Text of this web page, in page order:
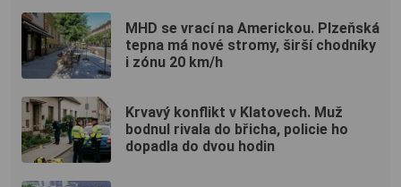
MHD se vrací na Americkou. Plzeňská
tepna má nové stromy, širší chodníky
i zónu 20 km/h
Krvavý konflikt v Klatovech. Muž
bodnul rivala do břicha, policie ho
dopadla do dvou hodin